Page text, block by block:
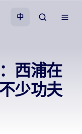
中
西浦在
少功夫